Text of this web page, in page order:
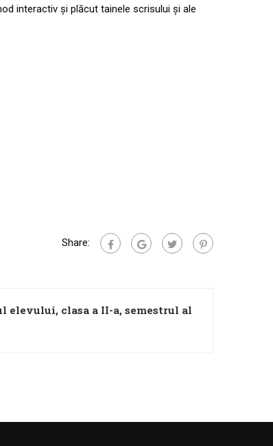
interactiv și plăcut tainele scrisului și ale
Share:
elevului, clasa a II-a, semestrul al